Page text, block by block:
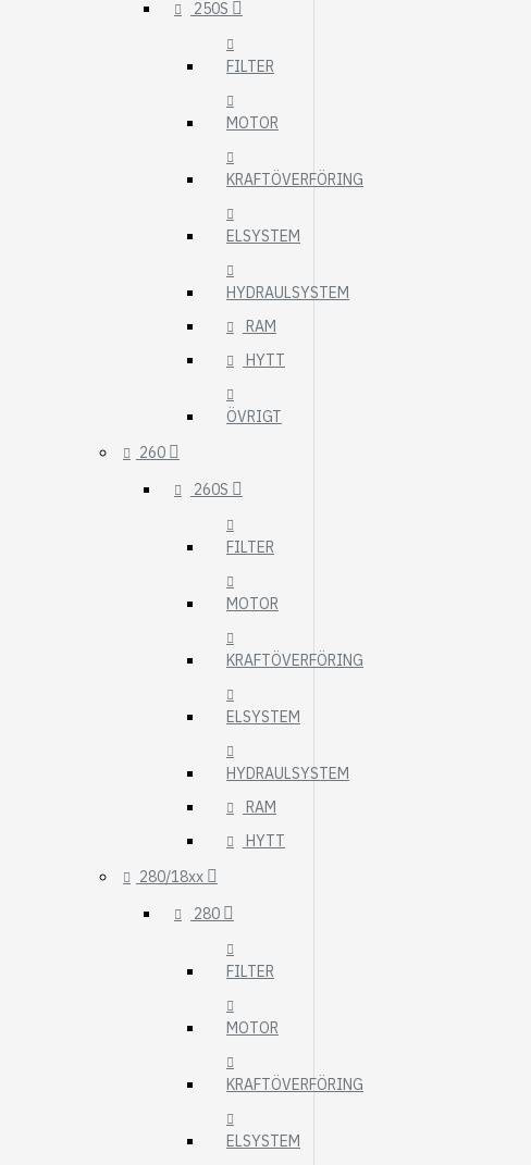
250S
FILTER
MOTOR
KRAFTÖVERFÖRING
ELSYSTEM
HYDRAULSYSTEM
RAM
HYTT
ÖVRIGT
260
260S
FILTER
MOTOR
KRAFTÖVERFÖRING
ELSYSTEM
HYDRAULSYSTEM
RAM
HYTT
280/18xx
280
FILTER
MOTOR
KRAFTÖVERFÖRING
ELSYSTEM